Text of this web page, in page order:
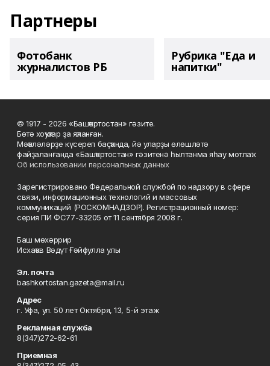
Партнеры
Фотобанк
журналистов РБ
Рубрика "Еда и
напитки"
© 1917 - 2026 «Башҡортостан» гәзите.
Бөтә хоҡуҡтар ҙа яҡланған.
Мәҡәләләрҙе күсереп баҫҡанда, йә уларҙы өлөшләтә
файҙаланғанда «Башҡортостан» гәзитенә һылтанма яһау мотлаҡ.
Об использовании персональных данных
Зарегистрировано Федеральной службой по надзору в сфере
связи, информационных технологий и массовых
коммуникаций (РОСКОМНАДЗОР). Регистрационный номер:
серия ПИ ФС77-33205 от 11 сентября 2008 г.
Баш мөхәррир
Исхаҡов Вәдүт Ғәйфулла улы
Эл. почта
bashkortostan.gazeta@mail.ru
Адрес
г. Уфа, ул. 50 лет Октября, 13, 5-й этаж
Рекламная служба
8(347)272-62-61
Приемная